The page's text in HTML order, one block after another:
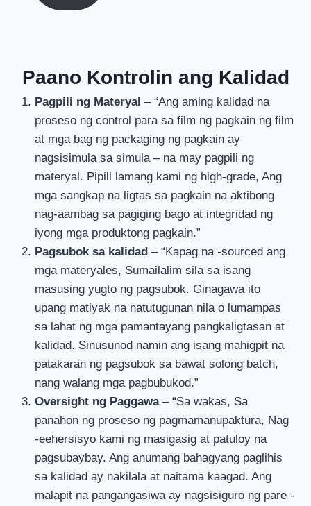
Paano Kontrolin ang Kalidad
Pagpili ng Materyal – “Ang aming kalidad na
proseso ng control para sa film ng pagkain ng film
at mga bag ng packaging ng pagkain ay
nagsisimula sa simula – na may pagpili ng
materyal. Pipili lamang kami ng high-grade, Ang
mga sangkap na ligtas sa pagkain na aktibong
nag-aambag sa pagiging bago at integridad ng
iyong mga produktong pagkain.”
Pagsubok sa kalidad– “Kapag na -sourced ang
mga materyales, Sumailalim sila sa isang
masusing yugto ng pagsubok. Ginagawa ito
upang matiyak na natutugunan nila o lumampas
sa lahat ng mga pamantayang pangkaligtasan at
kalidad. Sinusunod namin ang isang mahigpit na
patakaran ng pagsubok sa bawat solong batch,
nang walang mga pagbubukod.”
Oversight ng Paggawa– “Sa wakas, Sa
panahon ng proseso ng pagmamanupaktura, Nag
-eehersisyo kami ng masigasig at patuloy na
pagsubaybay. Ang anumang bahagyang paglihis
sa kalidad ay nakilala at naitama kaagad. Ang
malapit na pangangasiwa ay nagsisiguro ng pare -